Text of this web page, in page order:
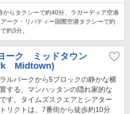
からタクシーで約40分、ラガーディア空港
ーク・リバティー国際空港タクシーで約
約3分。
ーク ミッドタウン
Midtown)
ルパークから5ブロックの静かな横
する、マンハッタンの隠れ家的な
す。タイムズスクエアとシアター
リクトは、7番街から徒歩約10分